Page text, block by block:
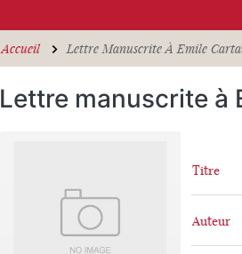
Accueil Lettre Manuscrite À Emile
Lettre manuscrite à
Titre
Auteur